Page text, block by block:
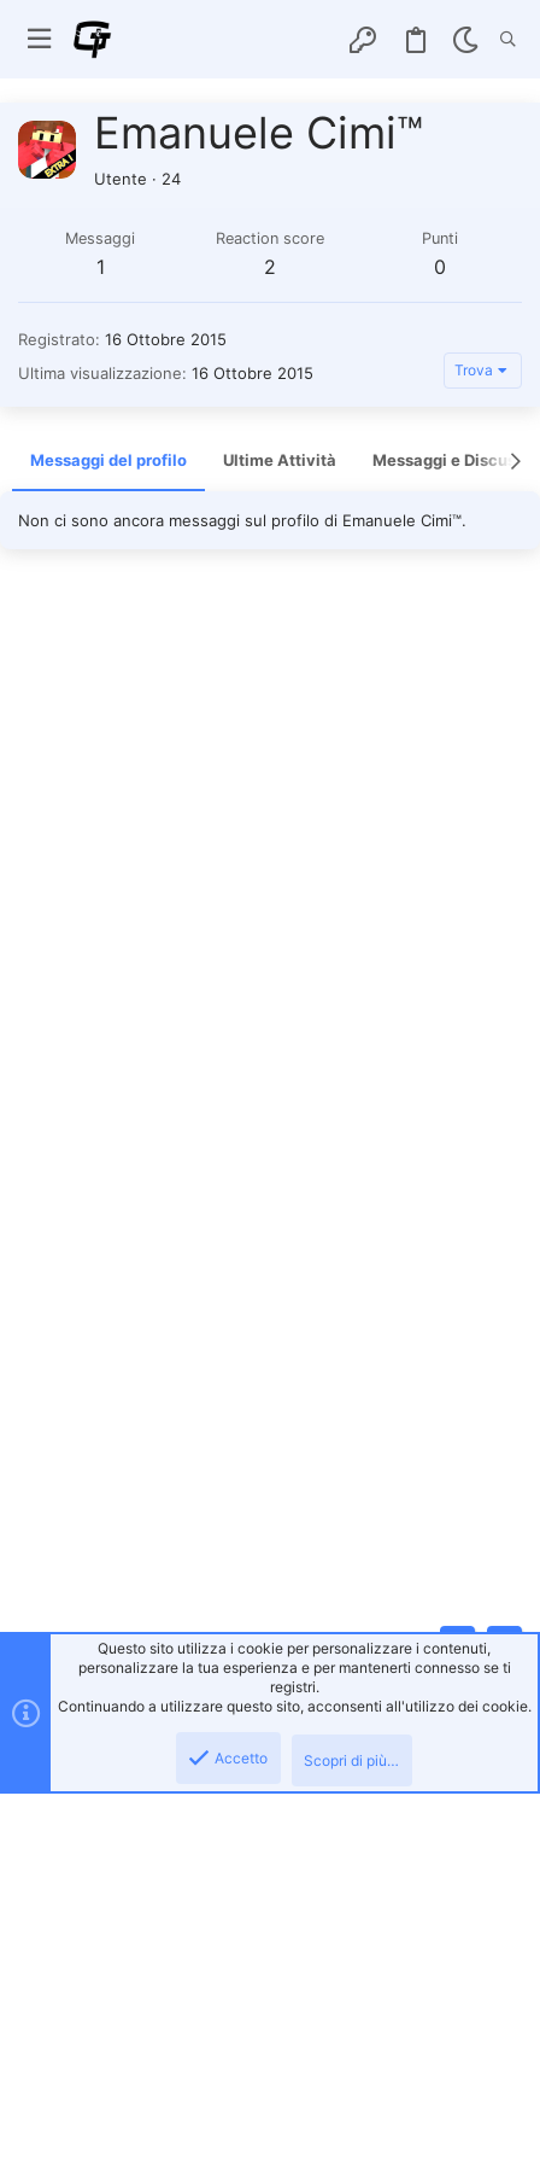
Emanuele Cimi™
Utente · 24
Messaggi
1
Reaction score
2
Punti
0
Registrato 16 Ottobre 2015
Ultima visualizzazione 16 Ottobre 2015 Trova
Messaggi del profilo Ultime Attività Messaggi e
Non ci sono ancora messaggi sul profilo di Emanuele Cimi™.
Alto
Questo sito utilizza i cookie per personalizzare i contenuti,
personalizzare la tua esperienza e per mantenerti connesso se ti
registri.
Continuando a utilizzare questo sito, acconsenti all'utilizzo dei cookie.
Accetto Scopri di più…